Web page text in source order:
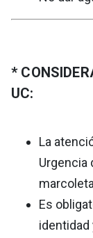
*
UC:
La
Urgencia
Es
identidad